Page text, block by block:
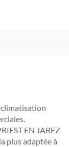
climatisation
EN JAREZ
plus adaptée à